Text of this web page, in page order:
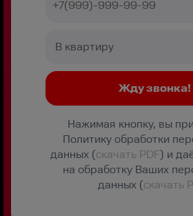
Нажимая кнопку, вы
Политику обработки
данных (скачать PDF) и
на обработку Ваших
данных (скачать